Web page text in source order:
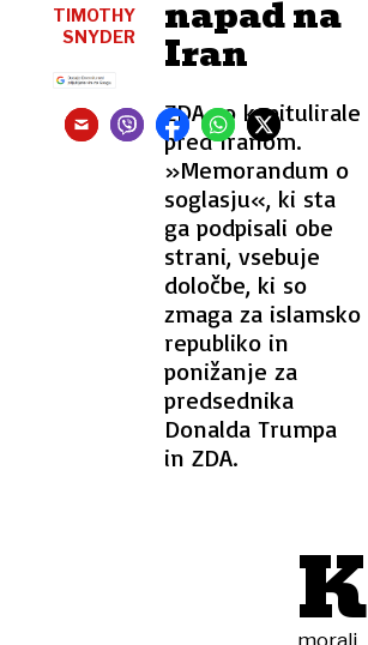
napad na
Iran
ZDA so kapitulirale
pred Iranom.
»Memorandum o
soglasju«, ki sta
ga podpisali obe
strani, vsebuje
določbe, ki so
zmaga za islamsko
republiko in
ponižanje za
predsednika
Donalda Trumpa
in ZDA.
TIMOTHY
SNYDER
K
morali